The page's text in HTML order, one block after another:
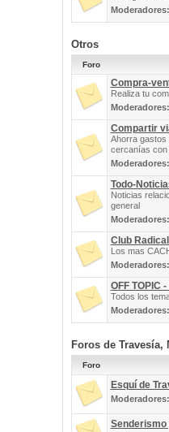
Moderadores:
Otros
Foro
Compra-
Realiza tu
Moderadores:
Compartir
Ahorra gastos
cercanías con
Moderadores:
Todo-
Noticias
general
Moderadores:
Club
Los mas
Moderadores:
OFF TOPIC
Todos los
Moderadores:
Foros de Travesía,
Foro
Esquí de
Moderadores:
Senderismo